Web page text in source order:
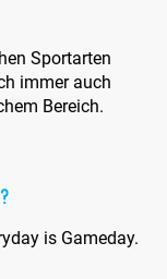
Sportarten
immer auch
Bereich.
is Gameday.